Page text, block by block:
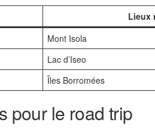
Lieux
Mont Isola
Lac d’Iseo
Îles Borromées
pour le road trip